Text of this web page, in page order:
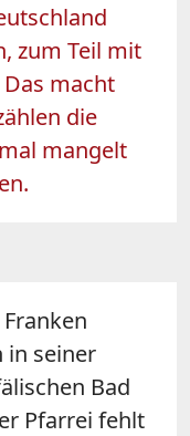
zum Teil mit
macht
die
mangelt
in seiner
Bad
Pfarrei fehlt